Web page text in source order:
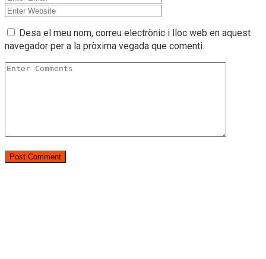
Desa el meu nom, correu electrònic i lloc web en aquest
navegador per a la pròxima vegada que comenti.